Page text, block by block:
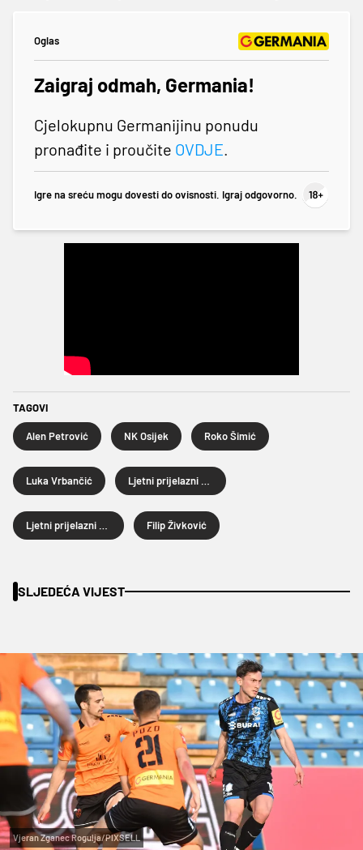
Oglas
Zaigraj odmah, Germania!
Cjelokupnu Germanijinu ponudu
pronađite i proučite OVDJE.
Igre na sreću mogu dovesti do ovisnosti. Igraj odgovorno.
TAGOVI
Alen Petrović NK Osijek Roko Šimić
Luka Vrbančić
Filip Živković
SLJEDEĆA VIJEST
Vjeran Zganec Rogulja/PIXSELL